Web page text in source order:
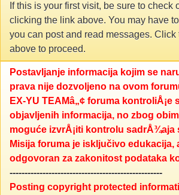
If this is your first visit, be sure to check
clicking the link above. You may have to
you can post and read messages. Click
above to proceed.
Postavljanje informacija kojim se
prava nije dozvoljeno na ovom
EX-YU TEAMâ„¢ foruma kontroliÅ¡e
objavljenih informacija, no zbog
moguće izvrÅ¡iti kontrolu sadrÅ¾aja
Misija foruma je isključivo edukacija,
odgovoran za zakonitost podataka
---------------------------------------------------
Posting copyright protected